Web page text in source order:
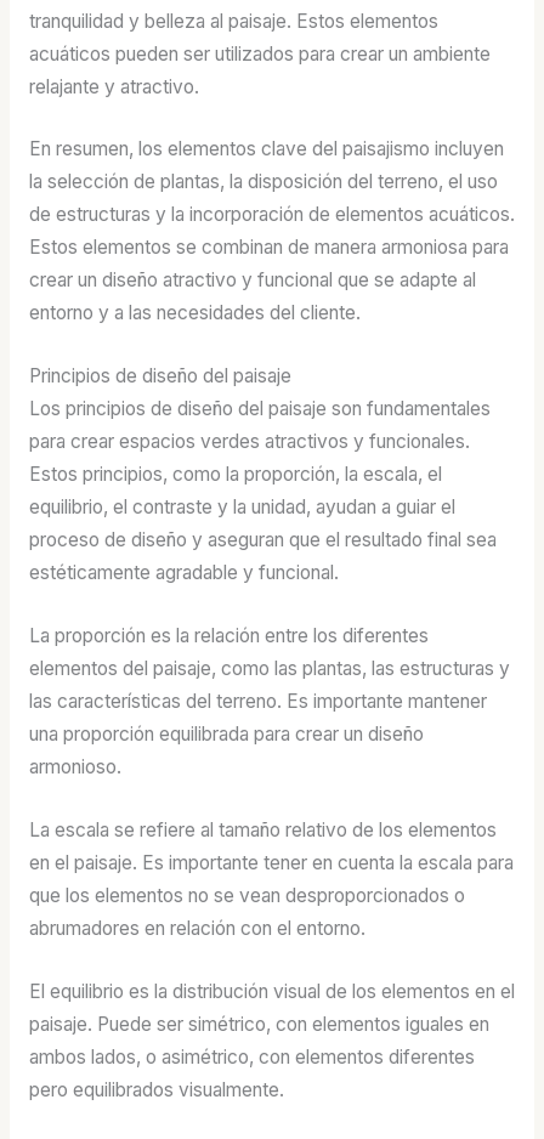
tranquilidad y belleza al paisaje. Estos elementos
acuáticos pueden ser utilizados para crear un ambiente
relajante y atractivo.
En resumen, los elementos clave del paisajismo incluyen
la selección de plantas, la disposición del terreno, el uso
de estructuras y la incorporación de elementos acuáticos.
Estos elementos se combinan de manera armoniosa para
crear un diseño atractivo y funcional que se adapte al
entorno y a las necesidades del cliente.
Principios de diseño del paisaje
Los principios de diseño del paisaje son fundamentales
para crear espacios verdes atractivos y funcionales.
Estos principios, como la proporción, la escala, el
equilibrio, el contraste y la unidad, ayudan a guiar el
proceso de diseño y aseguran que el resultado final sea
estéticamente agradable y funcional.
La proporción es la relación entre los diferentes
elementos del paisaje, como las plantas, las estructuras y
las características del terreno. Es importante mantener
una proporción equilibrada para crear un diseño
armonioso.
La escala se refiere al tamaño relativo de los elementos
en el paisaje. Es importante tener en cuenta la escala para
que los elementos no se vean desproporcionados o
abrumadores en relación con el entorno.
El equilibrio es la distribución visual de los elementos en el
paisaje. Puede ser simétrico, con elementos iguales en
ambos lados, o asimétrico, con elementos diferentes
pero equilibrados visualmente.